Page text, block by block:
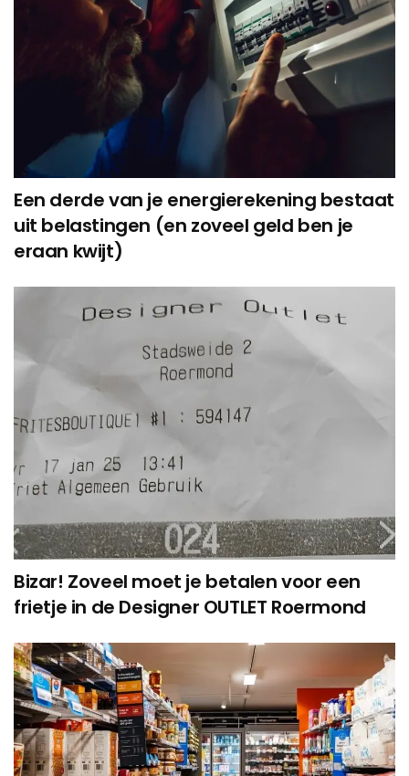
Een derde van je energierekening bestaat
uit belastingen (en zoveel geld ben je
eraan kwijt)
Bizar! Zoveel moet je betalen voor een
frietje in de Designer OUTLET Roermond